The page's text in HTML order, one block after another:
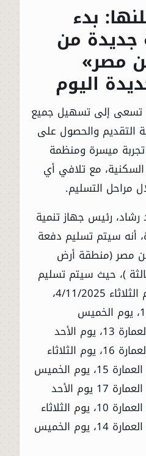
بدء
جديدة من
مصر»
اليوم
تسعى إلى تسهيل جميع
التقديم والحصول على
تجربة ميسرة ومنظمة
مع تلافي أي
مراحل التسليم.
رئيس جهاز تنمية
أنه سيتم تسليم دفعة
مصر (منطقة أرض
)، حيث سيتم تسليم
وحدات العمارة 19، يوم الثلاثاء 4/11/2025،
ووحدات العمارة رقم 18، يوم الخميس
6/11/2025، ووحدات العمارة 13، يوم الأحد
9/11/2025، ووحدات العمارة 16، يوم الثلاثاء
11/11/2025، ووحدات العمارة 15، يوم الخميس
13/11/2025، ووحدات العمارة 17 يوم الأحد
16/11/2025، ووحدات العمارة 10، يوم الثلاثاء
18/11/2025، ووحدات العمارة 14، يوم الخميس